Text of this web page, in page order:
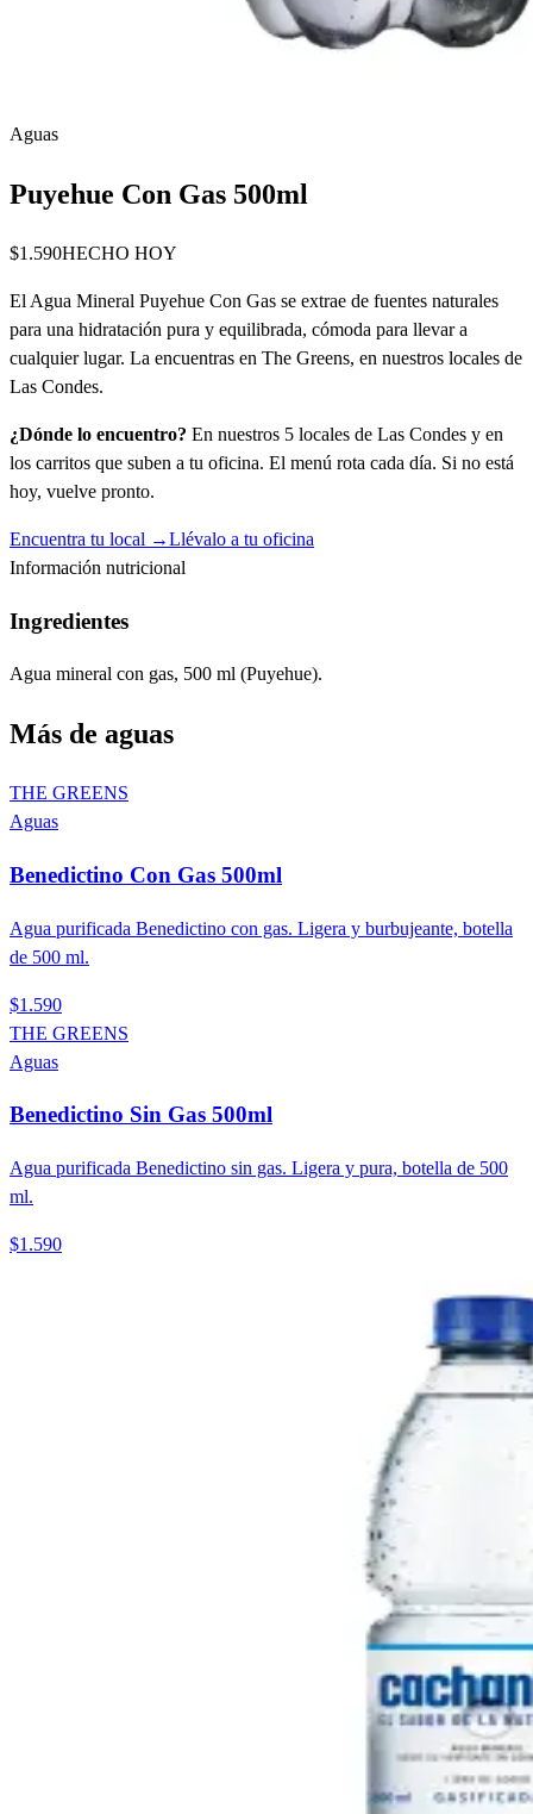
Aguas
Puyehue Con Gas 500ml
$1.590HECHO HOY
El Agua Mineral Puyehue Con Gas se extrae de fuentes naturales
para una hidratación pura y equilibrada, cómoda para llevar a
cualquier lugar. La encuentras en The Greens, en nuestros locales de
Las Condes.
¿Dónde lo encuentro? En nuestros 5 locales de Las Condes y en
los carritos que suben a tu oficina. El menú rota cada día. Si no está
hoy, vuelve pronto.
Encuentra tu local →Llévalo a tu oficina
Información nutricional
Ingredientes
Agua mineral con gas, 500 ml (Puyehue).
Más de aguas
THE GREENS
Aguas
Benedictino Con Gas 500ml
Agua purificada Benedictino con gas. Ligera y burbujeante, botella
de 500 ml.
$1.590
THE GREENS
Aguas
Benedictino Sin Gas 500ml
Agua purificada Benedictino sin gas. Ligera y pura, botella de 500
ml.
$1.590